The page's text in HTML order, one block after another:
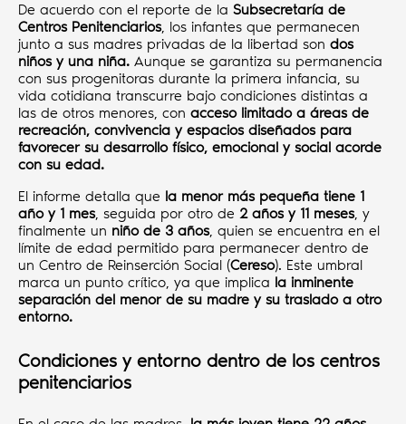
De acuerdo con el reporte de la Subsecretaría de
Centros Penitenciarios, los infantes que permanecen
junto a sus madres privadas de la libertad son dos
niños y una niña. Aunque se garantiza su permanencia
con sus progenitoras durante la primera infancia, su
vida cotidiana transcurre bajo condiciones distintas a
las de otros menores, con acceso limitado a áreas de
recreación, convivencia y espacios diseñados para
favorecer su desarrollo físico, emocional y social acorde
con su edad.
El informe detalla que la menor más pequeña tiene 1
año y 1 mes, seguida por otro de 2 años y 11 meses, y
finalmente un niño de 3 años, quien se encuentra en el
límite de edad permitido para permanecer dentro de
un Centro de Reinserción Social (Cereso). Este umbral
marca un punto crítico, ya que implica la inminente
separación del menor de su madre y su traslado a otro
entorno.
Condiciones y entorno dentro de los centros
penitenciarios